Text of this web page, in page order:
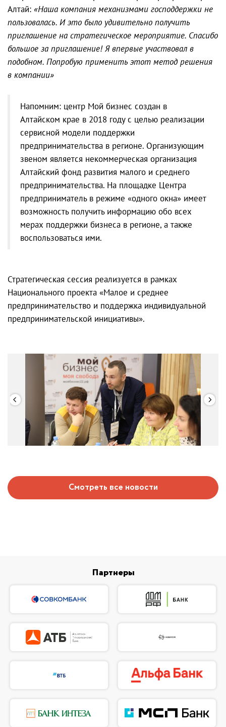
Алтай: «Наша компания механизмами господдержки не
пользовалась. И это было удивительно получить
приглашение на стратегическое мероприятие. Спасибо
большое за приглашение! Я впервые участвовал в
подобном. Попробую применить этот метод решения
в компании»
Напомним: центр Мой бизнес создан в
Алтайском крае в 2018 году с целью реализации
сервисной модели поддержки
предпринимательства в регионе. Организующим
звеном является некоммерческая организация
Алтайский фонд развития малого и среднего
предпринимательства. На площадке Центра
предприниматель в режиме «одного окна» имеет
возможность получить информацию обо всех
мерах поддержки бизнеса в регионе, а также
воспользоваться ими.
Стратегическая сессия реализуется в рамках
Национального проекта «Малое и среднее
предпринимательство и поддержка индивидуальной
предпринимательской инициативы».
Смотреть все новости
Партнеры